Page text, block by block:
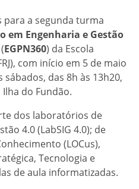
para a segunda turma
em Engenharia e Gestão
(EGPN360) da Escola
com início em 5 de maio
sábados, das 8h às 13h20,
do Fundão.
dos laboratórios de
4.0 (LabSIG 4.0); de
(LOCus),
Tecnologia e
de aula informatizadas.